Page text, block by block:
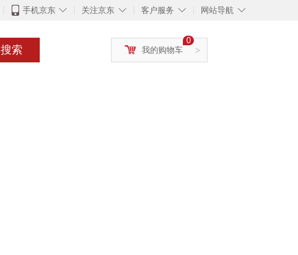
◇
手机京东 ◇
关注京东 ◇
客户服务 ◇
网站导航
搜索 >
0
我的购物车